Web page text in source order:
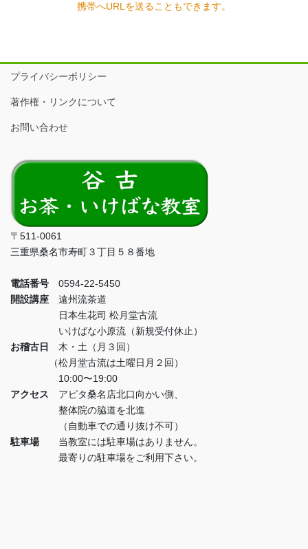
携帯へURLを送ることもできます。
プライバシーポリシー
著作権・リンクについて
お問い合わせ
〒511-0061
三重県桑名市寿町３丁目５８番地
電話番号 0594-22-5450
開設講座 遠州流茶道
日本生花司 松月堂古流
いけばな小原流（新規受付休止）
お稽古日
木・土（月３回）
（松月堂古流は土曜日月２回）
10:00〜19:00
アクセス アピタ桑名店北口向かい側、
整体院の脇道を北進
（自動車での通り抜け不可）
駐車場
当教室には駐車場はありません。
最寄りの駐車場をご利用下さい。